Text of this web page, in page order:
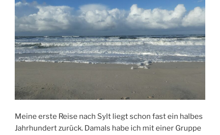
Meine erste Reise nach Sylt liegt schon fast ein halbes
Jahrhundert zurück. Damals habe ich mit einer Gruppe